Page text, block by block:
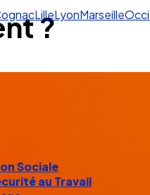
Lille
Sociale
?